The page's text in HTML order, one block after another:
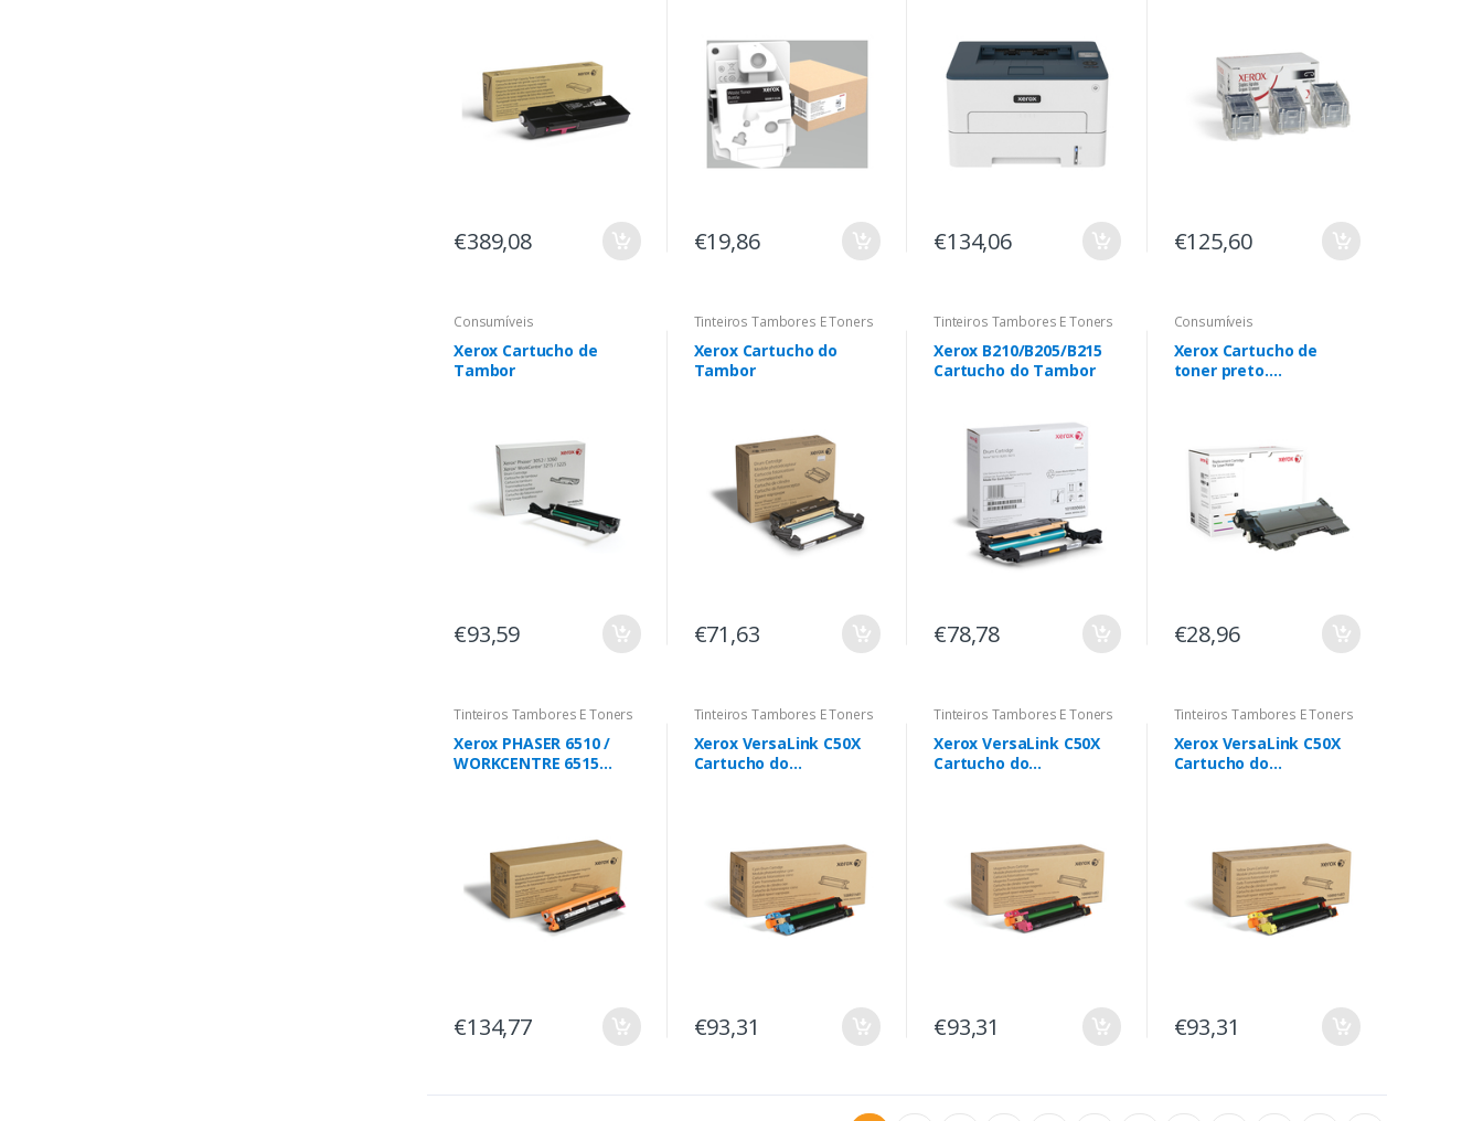
€389,08 €19,86
folhas
€134,06
Conveniência
€125,60
Consumíveis
Xerox Cartucho de
Tambor
€93,59
Tinteiros Tambores E Toners
Xerox Cartucho do
Tambor
€71,63
Tinteiros Tambores E Toners
Xerox B210/B205/B215
Cartucho do Tambor
€78,78
Consumíveis
Xerox Cartucho de
toner preto.
7060D, DCP-7065DN, HL-
2240/HL-2240D, HL-
2250DN, HL-2270DW,
MFC-
7360N/7460DN/7860DW
€28,96
Tinteiros Tambores E Toners
Xerox PHASER 6510 /
WORKCENTRE 6515
€134,77
Tinteiros Tambores E Toners
Xerox VersaLink C50X
Cartucho do
€93,31
Tinteiros Tambores E Toners
Xerox VersaLink C50X
Cartucho do
€93,31
Tinteiros Tambores E Toners
Xerox VersaLink C50X
Cartucho do
€93,31